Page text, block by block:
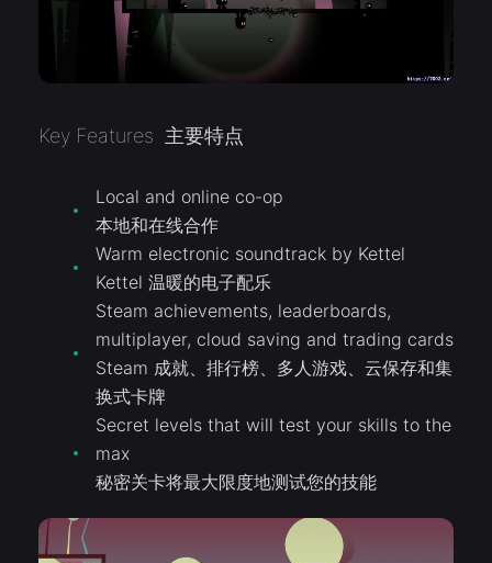
Key Features 主要特点
Local and online co-op
本地和在线合作
Warm electronic soundtrack by Kettel
Kettel 温暖的电子配乐
Steam achievements, leaderboards,
multiplayer, cloud saving and trading cards
Steam 成就、排行榜、多人游戏、云保存和集
换式卡牌
Secret levels that will test your skills to the
max
秘密关卡将最大限度地测试您的技能